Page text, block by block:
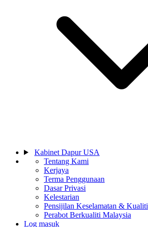
Kabinet Dapur USA
Tentang Kami
Kerjaya
Terma Penggunaan
Dasar Privasi
Kelestarian
Pensijilan Keselamatan & Kualiti
Perabot Berkualiti Malaysia
Log masuk